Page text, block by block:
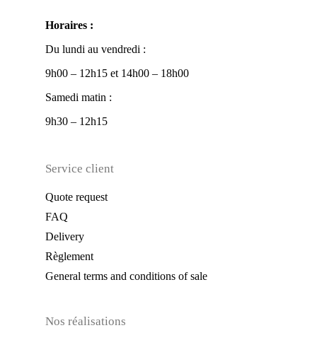
Horaires :
Du lundi au vendredi :
9h00 – 12h15 et 14h00 – 18h00
Samedi matin :
9h30 – 12h15
Service client
Quote request
FAQ
Delivery
Règlement
General terms and conditions of sale
Nos réalisations